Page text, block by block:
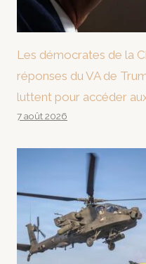
Les démocrates de la
réponses du VA de
luttent pour accéder
7 août 2026